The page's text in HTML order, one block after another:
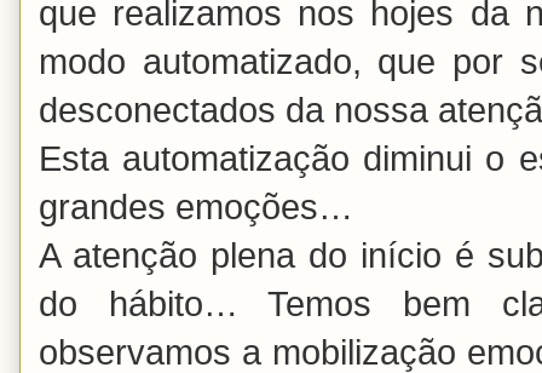
que realizamos nos hojes da
modo automatizado, que por
desconectados da nossa
Esta automatização diminui o
grandes emoções…
A atenção plena do início é
do hábito… Temos bem
observamos a mobilização